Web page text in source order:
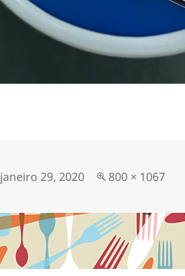
Publicado
janeiro 29, 2020
Tamanho
800 × 1067